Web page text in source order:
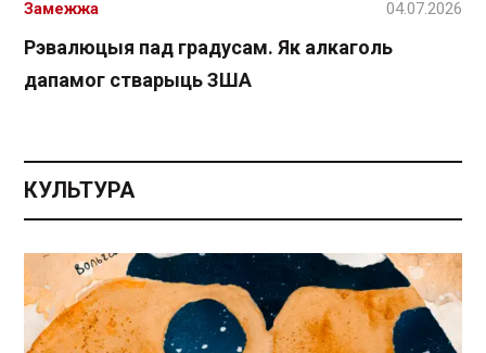
Рэвалюцыя пад градусам. Як алкаголь
дапамог стварыць ЗША
Замежжа 04.07.2026
КУЛЬТУРА